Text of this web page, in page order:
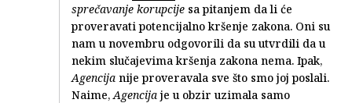
sprečavanje korupcije sa pitanjem da li će
proveravati potencijalno kršenje zakona. Oni su
nam u novembru odgovorili da su utvrdili da u
nekim slučajevima kršenja zakona nema. Ipak,
Agencija nije proveravala sve što smo joj poslali.
Naime, Agencijaje u obzir uzimala samo